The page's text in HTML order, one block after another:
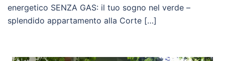
energetico SENZA GAS: il tuo sogno nel verde –
splendido appartamento alla Corte […]